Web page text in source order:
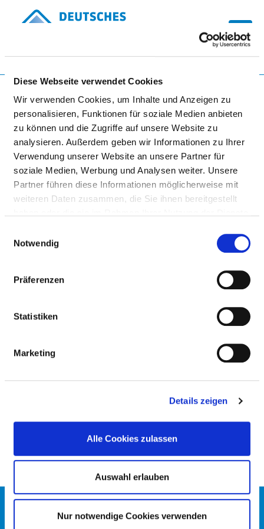
Diese Webseite verwendet Cookies
Wir verwenden Cookies, um Inhalte und Anzeigen zu
personalisieren, Funktionen für soziale Medien anbieten
zu können und die Zugriffe auf unsere Website zu
analysieren. Außerdem geben wir Informationen zu Ihrer
Verwendung unserer Website an unsere Partner für
soziale Medien, Werbung und Analysen weiter. Unsere
Partner führen diese Informationen möglicherweise mit
weiteren Daten zusammen, die Sie ihnen bereitgestellt
Notwendig
Präferenzen
Statistiken
Marketing
Details zeigen
Alle Cookies zulassen
Auswahl erlauben
Nur notwendige Cookies verwenden
Zur Krankenhaus-Startseite
KRANKENHAUS MAINBURG
TEILNAHME AN DER
NOTFALLVERSORGUNG
KOOPERATION MIT DER KASSENÄRZTLICHEN
VEREINIGUNG?
IMPRESSUM